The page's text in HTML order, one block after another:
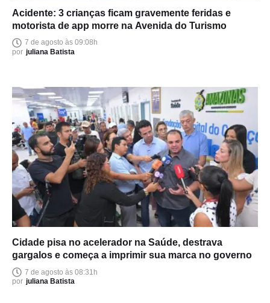
Acidente: 3 crianças ficam gravemente feridas e
motorista de app morre na Avenida do Turismo
7 de agosto às 09:08h
por juliana Batista
Cidade pisa no acelerador na Saúde, destrava
gargalos e começa a imprimir sua marca no governo
7 de agosto às 08:31h
por juliana Batista